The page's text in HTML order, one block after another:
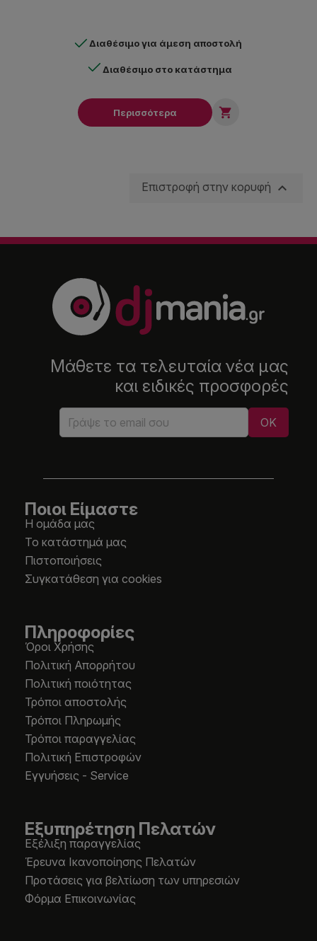
Διαθέσιμο για άμεση αποστολή
Διαθέσιμο στο κατάστημα
Περισσότερα 
Επιστροφή στην κορυφή 
Μάθετε τα τελευταία νέα μας
και ειδικές προσφορές
Ποιοι Είμαστε
Η ομάδα μας
Το κατάστημά μας
Πιστοποιήσεις
Συγκατάθεση για cookies
Πληροφορίες
Όροι Χρήσης
Πολιτική Απορρήτου
Πολιτική ποιότητας
Τρόποι αποστολής
Τρόποι Πληρωμής
Τρόποι παραγγελίας
Πολιτική Επιστροφών
Εγγυήσεις - Service
Εξυπηρέτηση Πελατών
Εξέλιξη παραγγελίας
Έρευνα Ικανοποίησης Πελατών
Προτάσεις για βελτίωση των υπηρεσιών
Φόρμα Επικοινωνίας